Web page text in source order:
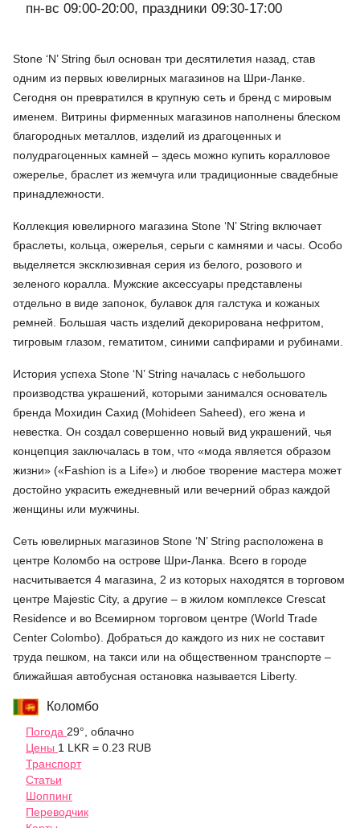
пн-вс 09:00-20:00, праздники 09:30-17:00
Stone ‘N’ String был основан три десятилетия назад, став
одним из первых ювелирных магазинов на Шри-Ланке.
Сегодня он превратился в крупную сеть и бренд с мировым
именем. Витрины фирменных магазинов наполнены блеском
благородных металлов, изделий из драгоценных и
полудрагоценных камней – здесь можно купить коралловое
ожерелье, браслет из жемчуга или традиционные свадебные
принадлежности.
Коллекция ювелирного магазина Stone ‘N’ String включает
браслеты, кольца, ожерелья, серьги с камнями и часы. Особо
выделяется эксклюзивная серия из белого, розового и
зеленого коралла. Мужские аксессуары представлены
отдельно в виде запoнок, булавок для галстука и кожаных
ремней. Большая часть изделий декорирована нефритом,
тигровым глазом, гематитом, синими сапфирами и рубинами.
История успеха Stone ‘N’ String началась с небольшого
производства украшений, которыми занимался основатель
бренда Мохидин Сахид (Mohideen Saheed), его жена и
невестка. Он создал совершенно новый вид украшений, чья
концепция заключалась в том, что «мода является образом
жизни» («Fashion is a Life») и любое творение мастера может
достойно украсить ежедневный или вечерний образ каждой
женщины или мужчины.
Сеть ювелирных магазинов Stone ‘N’ String расположена в
центре Коломбо на острове Шри-Ланка. Всего в городе
насчитывается 4 магазина, 2 из которых находятся в торговом
центре Majestic City, а другие – в жилом комплексе Crescat
Residence и во Всемирном торговом центре (World Trade
Center Colombo). Добраться до каждого из них не составит
труда пешком, на такси или на общественном транспорте –
ближайшая автобусная остановка называется Liberty.
Коломбо
Погода 29°, облачно
Цены 1 LKR = 0.23 RUB
Транспорт
Статьи
Шоппинг
Переводчик